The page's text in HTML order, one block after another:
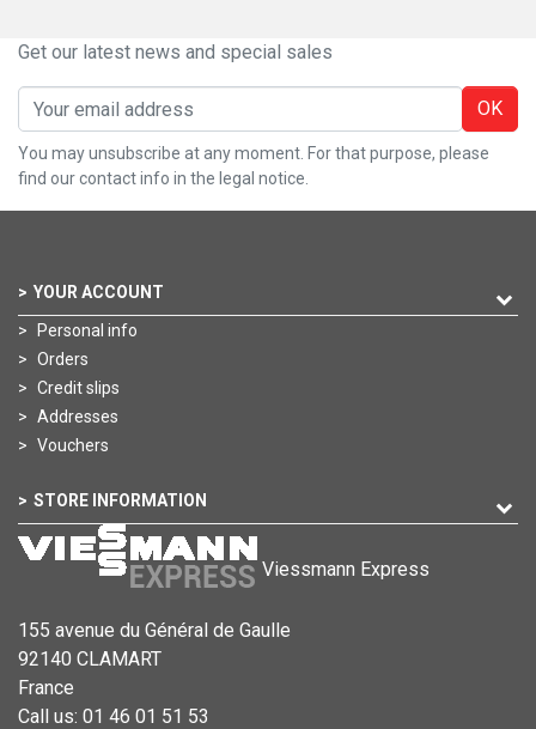
Get our latest news and special sales
OK
You may unsubscribe at any moment. For that purpose, please
find our contact info in the legal notice.
YOUR ACCOUNT
Personal info
Orders
Credit slips
Addresses
Vouchers
STORE INFORMATION
Viessmann Express
155 avenue du Général de Gaulle
92140 CLAMART
France
Call us: 01 46 01 51 53